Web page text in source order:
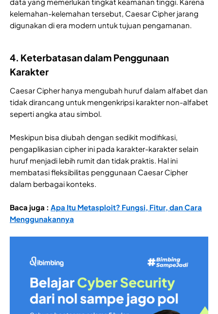
kelemahan-kelemahan tersebut, Caesar Cipher jarang
digunakan di era modern untuk tujuan pengamanan.
4. Keterbatasan dalam Penggunaan
Karakter
Caesar Cipher hanya mengubah huruf dalam alfabet dan
tidak dirancang untuk mengenkripsi karakter non-alfabet
seperti angka atau simbol.
Meskipun bisa diubah dengan sedikit modifikasi,
pengaplikasian cipher ini pada karakter-karakter selain
huruf menjadi lebih rumit dan tidak praktis. Hal ini
membatasi fleksibilitas penggunaan Caesar Cipher
dalam berbagai konteks.
Baca juga : Apa Itu Metasploit? Fungsi, Fitur, dan Cara
Menggunakannya